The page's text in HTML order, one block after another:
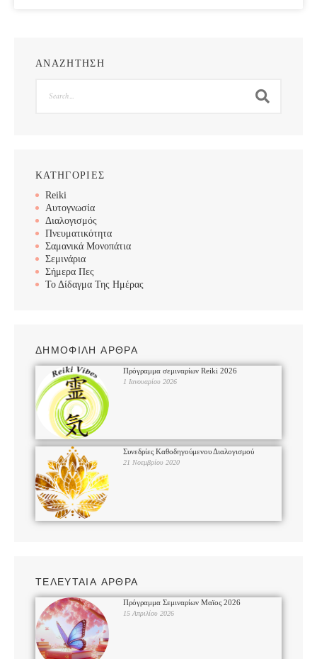
ΑΝΑΖΗΤΗΣΗ
ΚΑΤΗΓΟΡΙΕΣ
Reiki
Αυτογνωσία
Διαλογισμός
Πνευματικότητα
Σαμανικά Μονοπάτια
Σεμινάρια
Σήμερα Πες
Το Δίδαγμα Της Ημέρας
ΔΗΜΟΦΙΛΗ ΑΡΘΡΑ
Πρόγραμμα σεμιναρίων Reiki 2026
1 Ιανουαρίου 2026
Συνεδρίες Καθοδηγούμενου Διαλογισμού
21 Νοεμβρίου 2020
ΤΕΛΕΥΤΑΙΑ ΑΡΘΡΑ
Πρόγραμμα Σεμιναρίων Μαϊος 2026
15 Απριλίου 2026